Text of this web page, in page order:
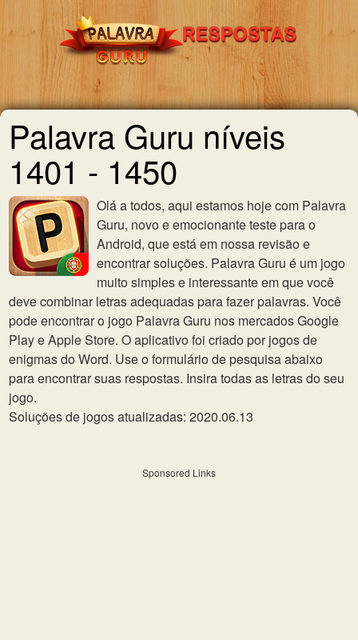
Palavra Guru níveis
1401 - 1450
Olá a todos, aqui estamos hoje com Palavra
Guru, novo e emocionante teste para o
Android, que está em nossa revisão e
encontrar soluções. Palavra Guru é um jogo
muito simples e interessante em que você
deve combinar letras adequadas para fazer palavras. Você
pode encontrar o jogo Palavra Guru nos mercados Google
Play e Apple Store. O aplicativo foi criado por jogos de
enigmas do Word. Use o formulário de pesquisa abaixo
para encontrar suas respostas. Insira todas as letras do seu
jogo.
Soluções de jogos atualizadas: 2020.06.13
Sponsored Links